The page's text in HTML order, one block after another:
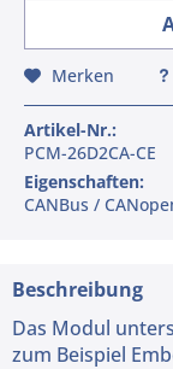
Merken
Artikel-Nr.:
PCM-26D2CA-CE
Eigenschaften:
CANBus /
Beschreibung
Das Modul
zum Beispiel